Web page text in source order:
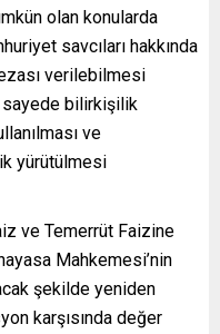
olan konularda
savcıları hakkında
verilebilmesi
sayede bilirkişilik
ve
yürütülmesi
ve Temerrüt Faizine
Mahkemesi’nin
şekilde yeniden
karşısında değer